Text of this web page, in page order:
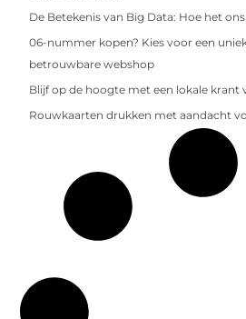
De Betekenis van Big Data: Hoe het
06-nummer kopen? Kies voor een
betrouwbare webshop
Blijf op de hoogte met een lokale krant
Rouwkaarten drukken met aandacht